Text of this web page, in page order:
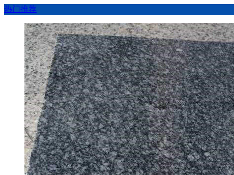
热门推荐